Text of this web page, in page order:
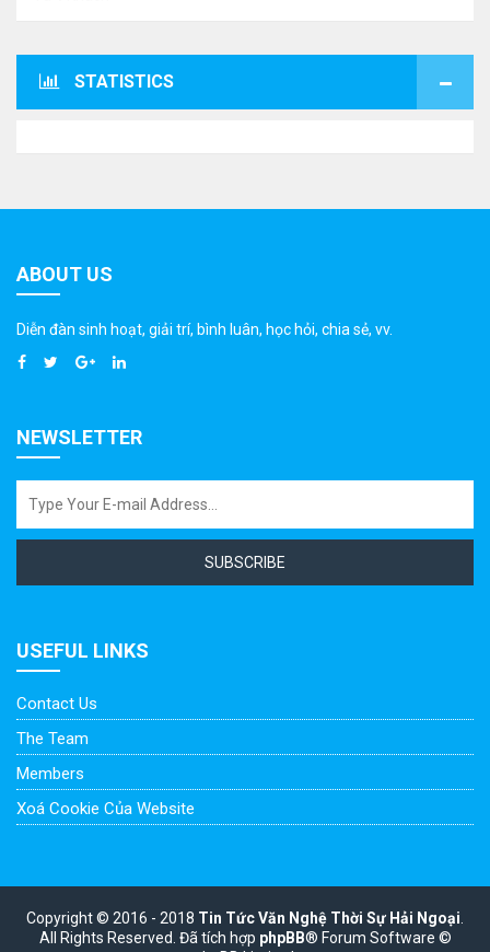
STATISTICS
ABOUT US
Diễn đàn sinh hoạt, giải trí, bình luân, học hỏi, chia sẻ, vv.
NEWSLETTER
SUBSCRIBE
USEFUL LINKS
Contact Us
The Team
Members
Xoá Cookie Của Website
Copyright © 2016 - 2018 Tin Tức Văn Nghệ Thời Sự Hải Ngoại
All Rights Reserved. Đã tích hợp phpBB® Forum Software ©